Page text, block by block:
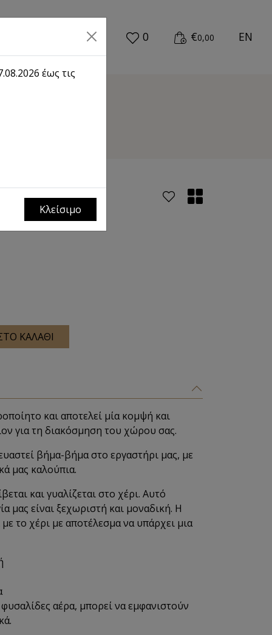
0 €0,00 EN
ΚΑΛΑΘΙ
και αποτελεί μία κομψή και
για τη διακόσμηση του χώρου σας.
βήμα-βήμα στο εργαστήρι μας, με
μας καλούπια.
και γυαλίζεται στο χέρι. Αυτό
μας είναι ξεχωριστή και μοναδική. Η
το χέρι με αποτέλεσμα να υπάρχει μια
αέρα, μπορεί να εμφανιστούν
έως τις
Κλείσιμο